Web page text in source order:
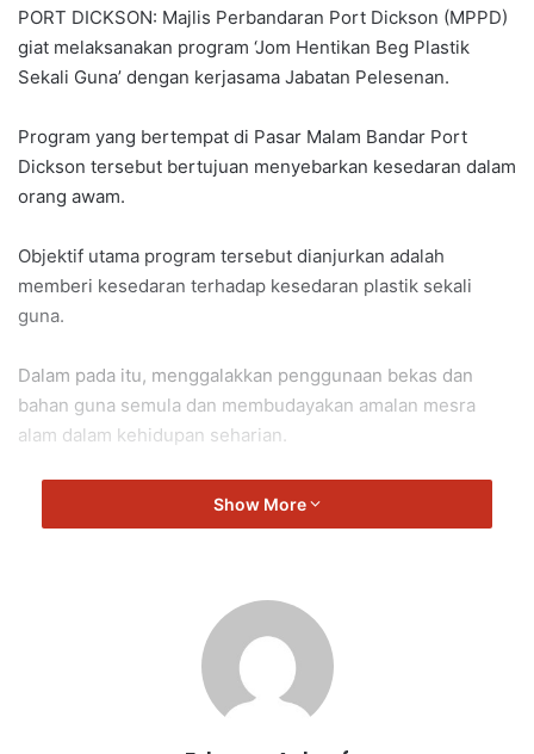
PORT DICKSON: Majlis Perbandaran Port Dickson (MPPD)
giat melaksanakan program ‘Jom Hentikan Beg Plastik
Sekali Guna’ dengan kerjasama Jabatan Pelesenan.
Program yang bertempat di Pasar Malam Bandar Port
Dickson tersebut bertujuan menyebarkan kesedaran dalam
orang awam.
Objektif utama program tersebut dianjurkan adalah
memberi kesedaran terhadap kesedaran plastik sekali
guna.
Dalam pada itu, menggalakkan penggunaan bekas dan
bahan guna semula dan membudayakan amalan mesra
alam dalam kehidupan seharian.
MPPD turut mengucapkan kepada semua pihak yang telah
memberikan kerjasama dan sokongan dalam menjayakan
MPPD
Show More